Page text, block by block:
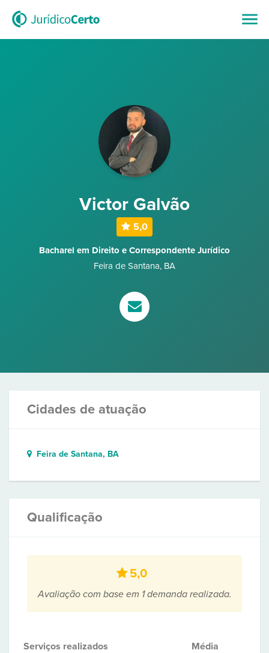
Victor Galvão
5,0
Bacharel em Direito e Correspondente Jurídico
Feira de Santana, BA
Cidades de atuação
Feira de Santana, BA
Qualificação
5,0
Avaliação com base em 1 demanda realizada.
Serviços realizados Média